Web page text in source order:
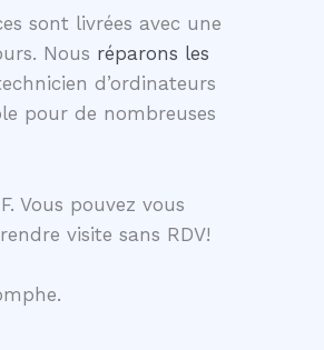
sont livrées avec une
Nous réparons les
d’ordinateurs
pour de nombreuses
Vous pouvez vous
visite sans RDV!